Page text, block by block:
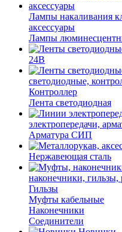
Лампы накаливания
аксессуары
Лампы
24В
светодиодные,
Контроллер
Лента светодиодная
электропередачи,
Арматура СИП
Нержавеющая сталь
наконечники, гильзы,
Гильзы
Муфты кабельные
Наконечники
Соединители